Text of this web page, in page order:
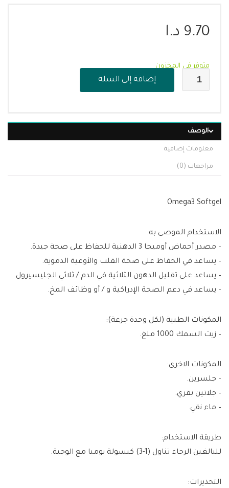
9.70 د.ا
متوفر في المخزون
إضافة إلى السلة
الوصف
معلومات إضافية
مراجعات (0)
Omega3 Softgel
الاستخدام الموصى به:
– مصدر أحماض أوميجا 3 الدهنية للحفاظ على صحة جيدة.
– يساعد في الحفاظ على صحة القلب والأوعية الدموية.
– يساعد على تقليل الدهون الثلاثية في الدم / ثلاثي الجليسيرول.
– يساعد في دعم الصحة الإدراكية و / أو وظائف المخ.
المكونات الطبية (لكل وحدة جرعة):
– زيت السمك 1000 ملغ.
المكونات الاخرى:
– جلسرين.
– جلاتين بقري.
– ماء نقي.
طريقة الاستخدام:
للبالغين الرجاء تناول (1-3) كبسولة يوميا مع الوجبة.
التحذيرات: